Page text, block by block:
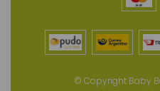
© Copyright Baby